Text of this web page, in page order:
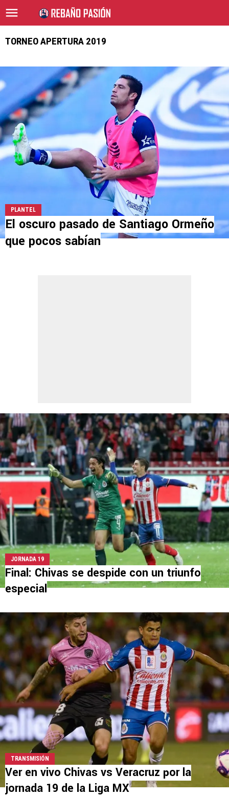
TORNEO APERTURA 2019
PLANTEL
El oscuro pasado de Santiago Ormeño
que pocos sabían
JORNADA 19
Final: Chivas se despide con un triunfo
especial
TRANSMISIÓN
Ver en vivo Chivas vs Veracruz por la
jornada 19 de la Liga MX